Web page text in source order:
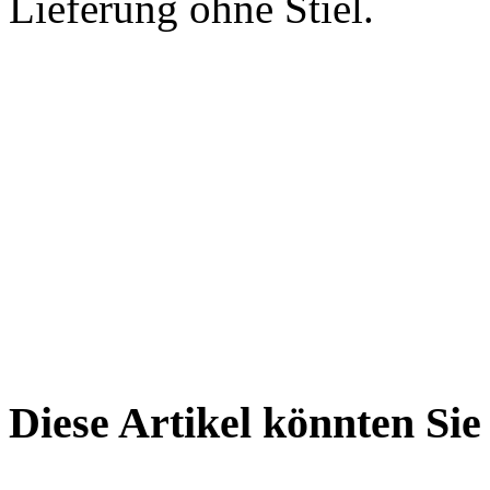
Diese Artikel könnten